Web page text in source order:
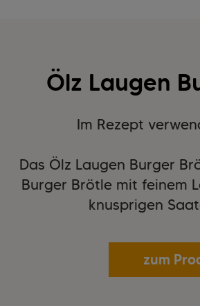
Ölz Laugen
Im Rezept
Das Ölz Laugen Burger
Burger Brötle mit feinem
knusprigen
zum